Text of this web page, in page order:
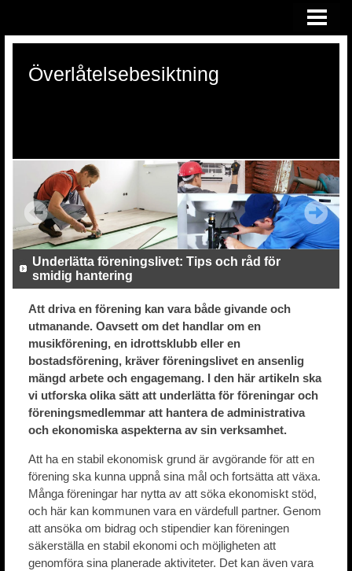
KONSULTATION VID RÄTTSTVIST
Överlåtelsebesiktning
Underlätta föreningslivet: Tips och råd för
smidig hantering
Att driva en förening kan vara både givande och
utmanande. Oavsett om det handlar om en
musikförening, en idrottsklubb eller en
bostadsförening, kräver föreningslivet en ansenlig
mängd arbete och engagemang. I den här artikeln ska
vi utforska olika sätt att underlätta för föreningar och
föreningsmedlemmar att hantera de administrativa
och ekonomiska aspekterna av sin verksamhet.
Att ha en stabil ekonomisk grund är avgörande för att en
förening ska kunna uppnå sina mål och fortsätta att växa.
Många föreningar har nytta av att söka ekonomiskt stöd,
och här kan kommunen vara en värdefull partner. Genom
att ansöka om bidrag och stipendier kan föreningen
säkerställa en stabil ekonomi och möjligheten att
genomföra sina planerade aktiviteter. Det kan även vara